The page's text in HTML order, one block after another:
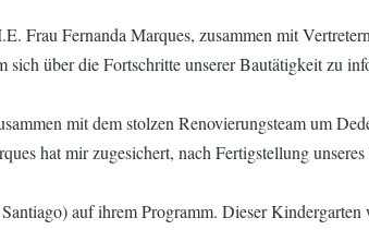
Frau Fernanda Marques, zusammen mit
über die Fortschritte unserer Bautätigkeit zu
mit dem stolzen Renovierungsteam um
hat mir zugesichert, nach Fertigstellung
auf ihrem Programm. Dieser